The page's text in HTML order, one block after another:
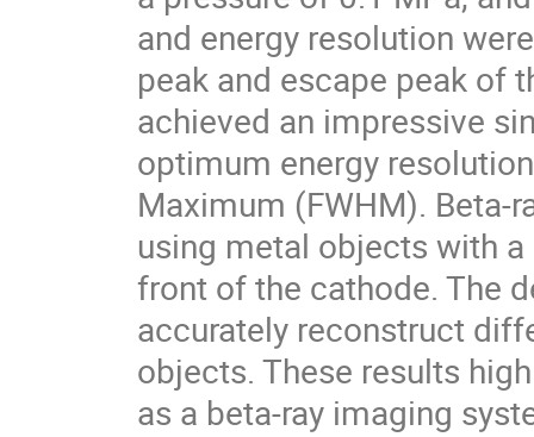
and energy resolution
peak and escape peak of
achieved an impressive
optimum energy
Maximum (FWHM). Beta-
using metal objects with
front of the cathode. The
accurately reconstruct
objects. These results
as a beta-ray imaging